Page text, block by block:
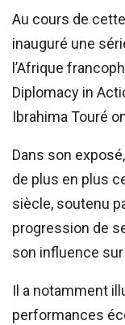
Au cours de
inauguré une
l’Afrique
Diplomacy in
Ibrahima Touré
Dans son
de plus en plus
siècle, soutenu
progression de
son influence
Il a notamment
performances